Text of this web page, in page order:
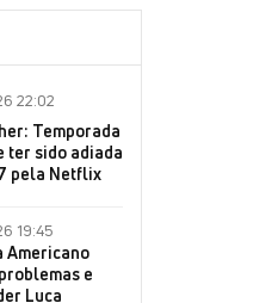
22:02
Temporada
ter sido adiada
pela Netflix
19:45
Americano
e
Luca